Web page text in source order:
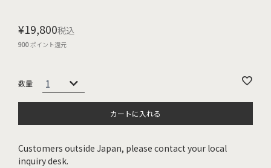
¥19,800税込
900ポイント還元
カートに入れる
Customers outside Japan, please contact your local
inquiry desk.